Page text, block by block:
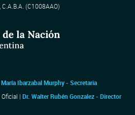
(C1008AAO)
Ibarzabal Murphy - Secretaria
| Dr. Walter Rubén Gonzalez - Director